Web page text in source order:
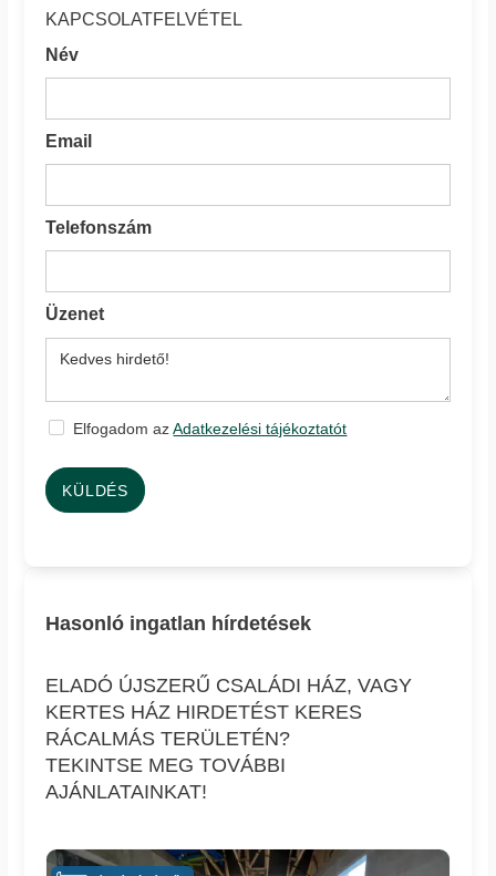
KAPCSOLATFELVÉTEL
Név
Email
Telefonszám
Üzenet
Elfogadom azAdatkezelési tájékoztatót
KÜLDÉS
Hasonló ingatlan hírdetések
ELADÓ ÚJSZERŰ CSALÁDI HÁZ, VAGY
KERTES HÁZ HIRDETÉST KERES
RÁCALMÁS TERÜLETÉN?
TEKINTSE MEG TOVÁBBI
AJÁNLATAINKAT!